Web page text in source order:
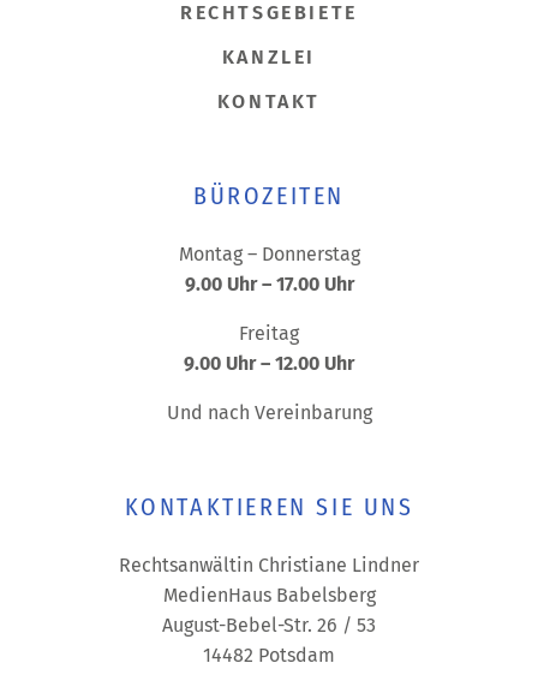
RECHTSGEBIETE
KANZLEI
KONTAKT
BÜROZEITEN
Montag – Donnerstag
9.00 Uhr – 17.00 Uhr
Freitag
9.00 Uhr – 12.00 Uhr
Und nach Vereinbarung
KONTAKTIEREN SIE UNS
Rechtsanwältin Christiane Lindner
MedienHaus Babelsberg
August-Bebel-Str. 26 / 53
14482 Potsdam